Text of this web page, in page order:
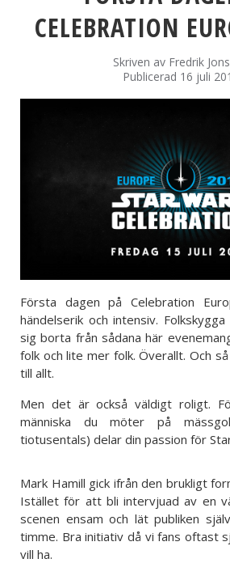
CELEBRATION
Skriven av Fredrik
Publicerad 16 juli
Första dagen på Celebration
händelserik och intensiv.
sig borta från sådana här
folk och lite mer folk. Överallt. Och
till allt.
Men det är också väldigt roligt.
människa du möter på
tiotusentals) delar din passion för
Mark Hamill gick ifrån den brukligt
Istället för att bli intervjuad av en
scenen ensam och lät publiken
timme. Bra initiativ då vi fans oftast
vill ha.